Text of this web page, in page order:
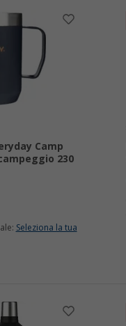
Camp
230
Seleziona la tua